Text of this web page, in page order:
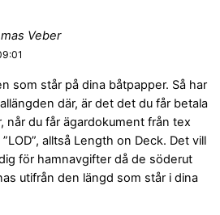
Veber
som står på dina båtpapper. Så har
där, är det det du får betala
når du får ägardokument från tex
alltså Length on Deck. Det vill
för hamnavgifter då de söderut
utifrån den längd som står i dina